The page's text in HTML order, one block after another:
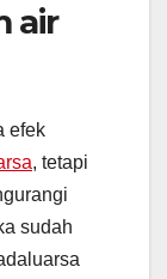
air
efek
, tetapi
sudah